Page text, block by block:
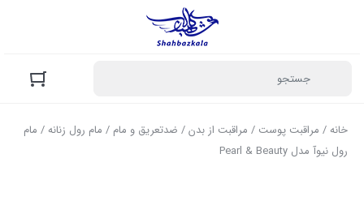
خانه/ مراقبت پوست / مراقبت از بدن/ ضدتعریق و مام / مام رول زنانه/ مام
رول نیوآ مدل Pearl & Beauty